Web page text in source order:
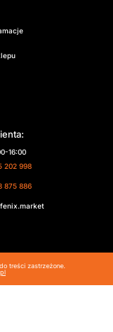
16:00
202 998
875 886
treści zastrzeżone.